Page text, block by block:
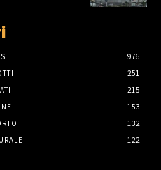
976
251
215
153
132
122